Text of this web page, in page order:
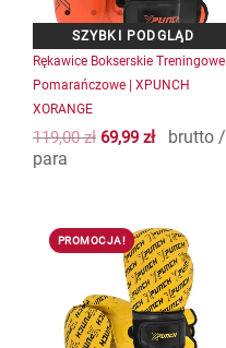
Rękawice Bokserskie Treningowe
Pomarańczowe | XPUNCH
XORANGE
119,00zł 69,99 zł
brutto /
para
można
wybrać
na
stronie
PROMOCJA!
cena
wynosiła:
119,00 zł.
cena
wynosi:
59,50 zł.
produkt
wariantów.
Opcje